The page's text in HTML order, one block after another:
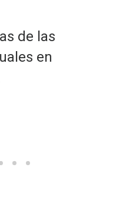
de las
en